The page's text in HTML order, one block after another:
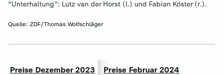
"Unterhaltung": Lutz van der Horst (l.) und Fabian Köster (r.).
Quelle: ZDF/Thomas Wolfschläger
Preise Dezember 2023 Preise Februar 2024